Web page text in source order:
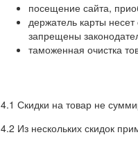
посещение сайта,
держатель карты
запрещены
таможенная очистка
4.1 Скидки на товар не
4.2 Из нескольких скидок